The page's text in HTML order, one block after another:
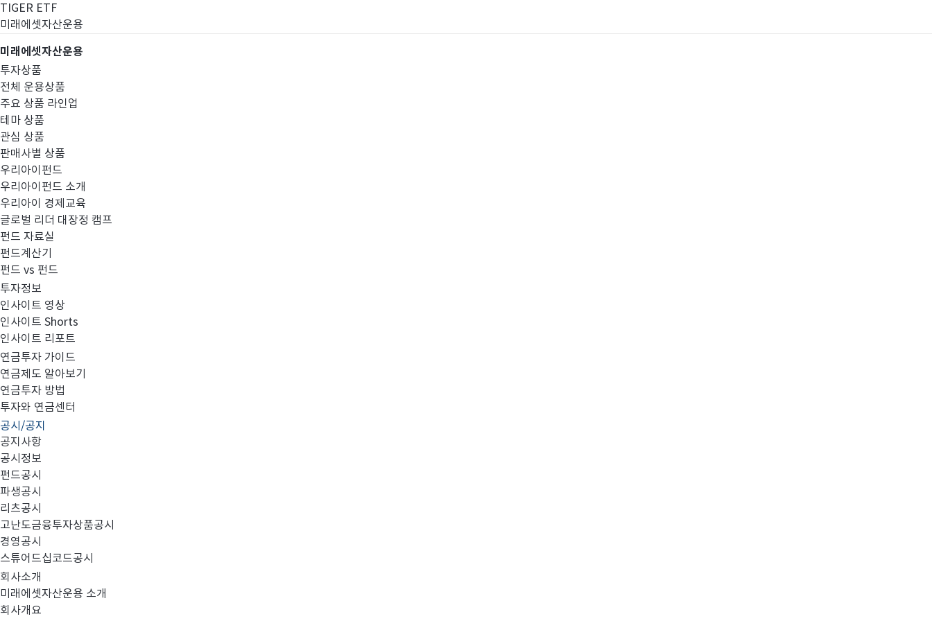
TIGER ETF
미래에셋자산운용
미래에셋자산운용
투자상품
전체 운용상품
주요 상품 라인업
테마 상품
관심 상품
판매사별 상품
우리아이펀드
우리아이펀드 소개
우리아이 경제교육
글로벌 리더 대장정 캠프
펀드 자료실
펀드계산기
펀드 vs 펀드
투자정보
인사이트 영상
인사이트 Shorts
인사이트 리포트
연금투자 가이드
연금제도 알아보기
연금투자 방법
투자와 연금센터
공시/공지
공지사항
공시정보
펀드공시
파생공시
리츠공시
고난도금융투자상품공시
경영공시
스튜어드십코드공시
회사소개
미래에셋자산운용 소개
회사개요
펀드공시
집합투자규약 및 투자설명서 변경의 건
1. 대상펀드:
2. 효력발생예정일: